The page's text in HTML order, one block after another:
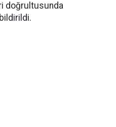
doğrultusunda